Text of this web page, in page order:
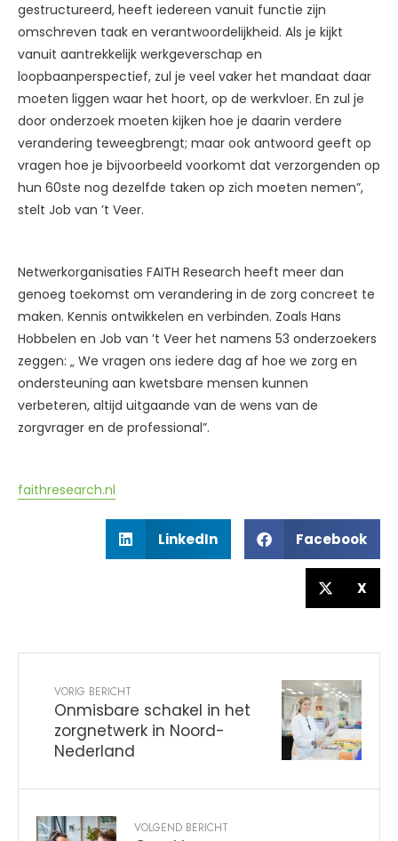
gestructureerd, heeft iedereen vanuit functie zijn
omschreven taak en verantwoordelijkheid. Als je kijkt
vanuit aantrekkelijk werkgeverschap en
loopbaanperspectief, zul je veel vaker het mandaat daar
moeten liggen waar het hoort, op de werkvloer. En zul je
door onderzoek moeten kijken hoe je daarin verdere
verandering teweegbrengt; maar ook antwoord geeft op
vragen hoe je bijvoorbeeld voorkomt dat verzorgenden op
hun 60ste nog dezelfde taken op zich moeten nemen”,
stelt Job van ’t Veer.
Netwerkorganisaties FAITH Research heeft meer dan
genoeg toekomst om verandering in de zorg concreet te
maken. Kennis ontwikkelen en verbinden. Zoals Hans
Hobbelen en Job van ’t Veer het namens 53 onderzoekers
zeggen: „ We vragen ons iedere dag af hoe we zorg en
ondersteuning aan kwetsbare mensen kunnen
verbeteren, altijd uitgaande van de wens van de
zorgvrager en de professional”.
faithresearch.nl
LinkedIn Facebook
X
VORIG BERICHT
Onmisbare schakel in het
zorgnetwerk in Noord-
Nederland
VOLGEND BERICHT